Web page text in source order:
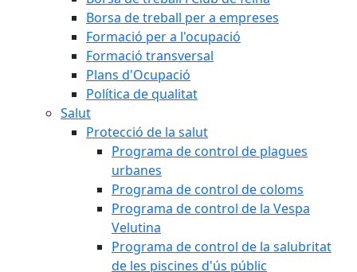
Borsa de treball per a empreses
Formació per a l'ocupació
Formació transversal
Plans d'Ocupació
Política de qualitat
Salut
Protecció de la salut
Programa de control de plagues
urbanes
Programa de control de coloms
Programa de control de la Vespa
Velutina
Programa de control de la salubritat
de les piscines d'ús públic